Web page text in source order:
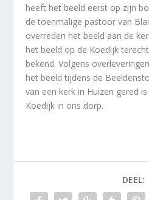
heeft het beeld eerst op zijn
de toenmalige pastoor van
overreden het beeld aan de
het beeld op de Koedijk
bekend. Volgens
het beeld tijdens de
van een kerk in Huizen gered
Koedijk in ons dorp.
DEEL: